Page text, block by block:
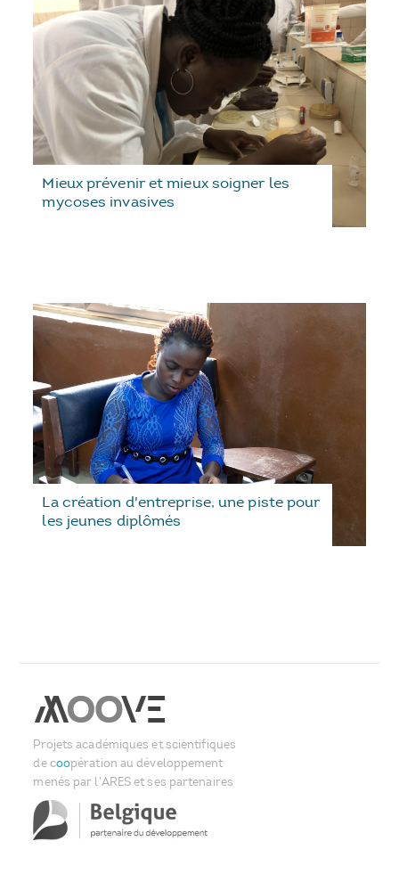
Mieux prévenir et mieux soigner les
mycoses invasives
La création d'entreprise, une piste pour
les jeunes diplômés
Projets académiques et scientifiques
de coopération au développement
menés par l'ARES et ses partenaires